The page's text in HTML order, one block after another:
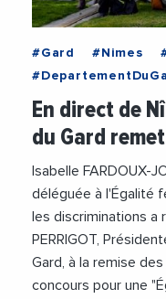
#Gard #Nimes
En direct de
du Gard
Isabelle FARDOUX-
déléguée à l'Égalité
les discriminations a
PERRIGOT,
Gard, à la remise
concours pour une